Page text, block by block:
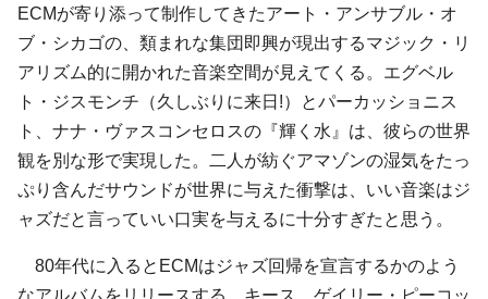
ECMが寄り添って制作してきたアート・アンサブル・オ
ブ・シカゴの、類まれな集団即興が現出するマジック・リ
アリズム的に開かれた音楽空間が見えてくる。エグベル
ト・ジスモンチ（久しぶりに来日!）とパーカッショニス
ト、ナナ・ヴァスコンセロスの『輝く水』は、彼らの世界
観を別な形で実現した。二人が紡ぐアマゾンの湿気をたっ
ぷり含んだサウンドが世界に与えた衝撃は、いい音楽はジ
ャズだと言っていい口実を与えるに十分すぎたと思う。
80年代に入るとECMはジャズ回帰を宣言するかのよう
なアルバムをリリースする。キース、ゲイリー・ピーコッ